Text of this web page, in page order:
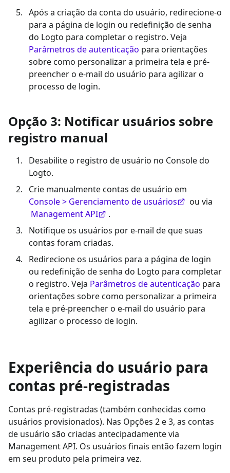
Após a criação da conta do usuário, redirecione-o
para a página de login ou redefinição de senha
do Logto para completar o registro. Veja
Parâmetros de autenticação para orientações
sobre como personalizar a primeira tela e pré-
preencher o e-mail do usuário para agilizar o
processo de login.
Opção 3: Notificar usuários sobre
registro manual
Desabilite o registro de usuário no Console do
Logto.
Crie manualmente contas de usuário em
Console > Gerenciamento de usuários
ou via
Management API
.
Notifique os usuários por e-mail de que suas
contas foram criadas.
Redirecione os usuários para a página de login
ou redefinição de senha do Logto para completar
o registro. Veja Parâmetros de autenticação para
orientações sobre como personalizar a primeira
tela e pré-preencher o e-mail do usuário para
agilizar o processo de login.
Experiência do usuário para
contas pré-registradas
Contas pré-registradas (também conhecidas como
usuários provisionados). Nas Opções 2 e 3, as contas
de usuário são criadas antecipadamente via
Management API. Os usuários finais então fazem login
em seu produto pela primeira vez.